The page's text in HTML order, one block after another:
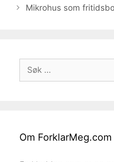
Mikrohus som
etter:
Om ForklarMeg.com